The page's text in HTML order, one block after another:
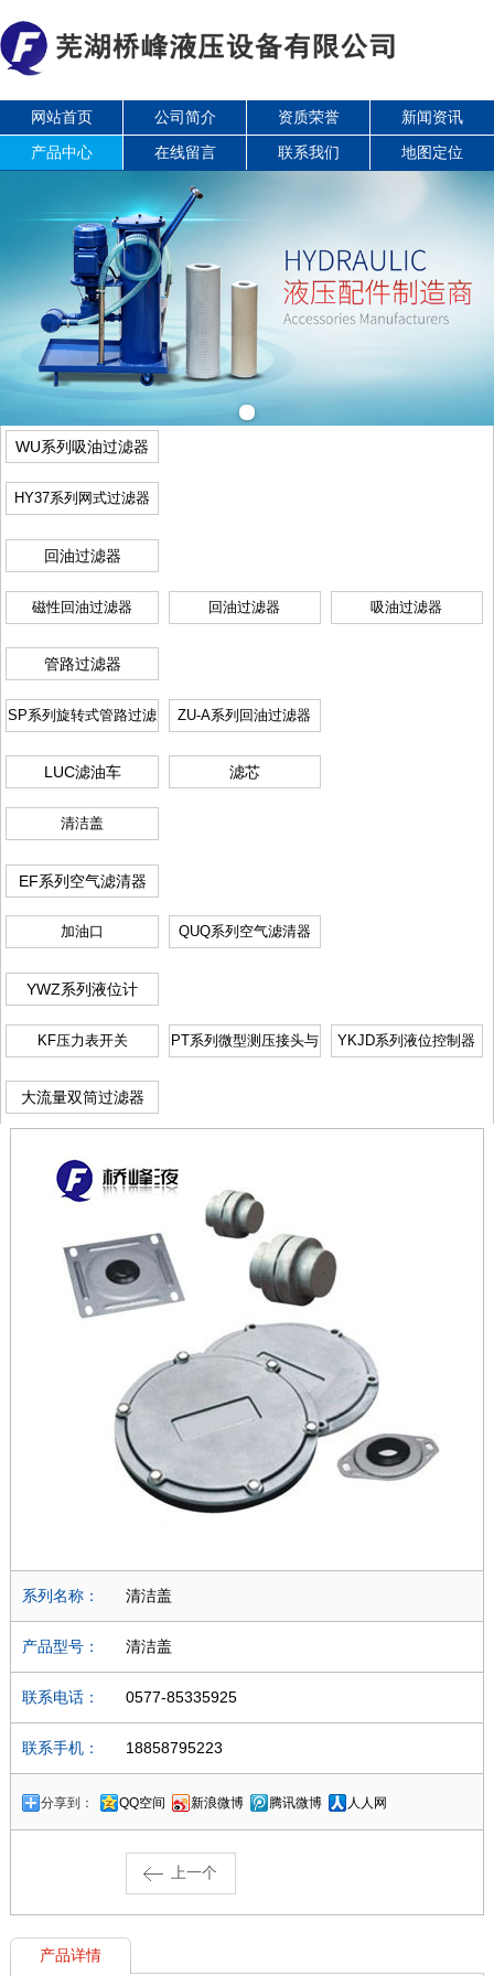
网站首页 公司简介 资质荣誉
新闻资讯
产品中心
在线留言 联系我们 地图定位
WU系列吸油过滤器
HY37系列网式过滤器
回油过滤器
磁性回油过滤器 回油过滤器 吸油过滤器
管路过滤器
SP系列旋转式管路过滤
ZU-A系列回油过滤器
LUC滤油车 滤芯
清洁盖
EF系列空气滤清器
加油口 QUQ系列空气滤清器
YWZ系列液位计
KF压力表开关
PT系列微型测压接头与
YKJD系列液位控制器
大流量双筒过滤器
系列名称： 清洁盖
产品型号： 清洁盖
联系电话： 0577-85335925
联系手机： 18858795223
分享到： QQ空间 新浪微博 腾讯微博 人人网
上一个
产品详情